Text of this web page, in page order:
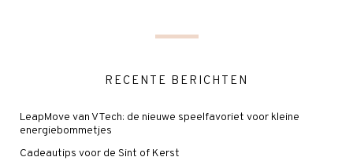
RECENTE BERICHTEN
LeapMove van VTech: de nieuwe speelfavoriet voor kleine
energiebommetjes
Cadeautips voor de Sint of Kerst